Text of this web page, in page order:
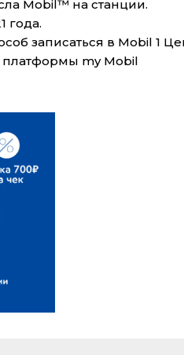
Mobil™ на станции.
года.
записаться в Mobil 1
my Mobil